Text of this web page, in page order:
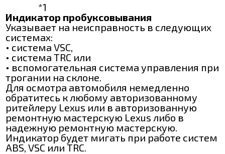
*1
Индикатор пробуксовывания
Указывает на неисправность в следующих
системах:
• система VSC,
• система TRC или
• вспомогательная система управления при
трогании на склоне.
Для осмотра автомобиля немедленно
обратитесь к любому авторизованному
ритейлеру Lexus или в авторизованную
ремонтную мастерскую Lexus либо в
надежную ремонтную мастерскую.
Индикатор будет мигать при работе систем
ABS, VSC или TRC.